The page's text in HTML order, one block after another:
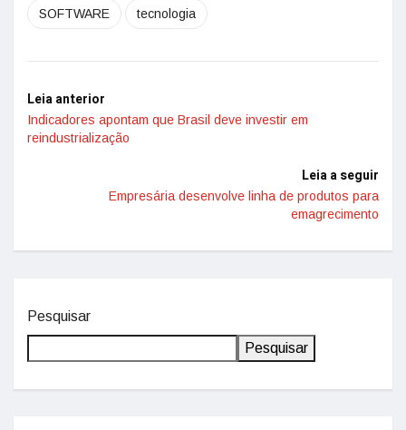
SOFTWARE tecnologia
Leia anterior
Indicadores apontam que Brasil deve investir em
reindustrialização
Leia a seguir
Empresária desenvolve linha de produtos para
emagrecimento
Pesquisar
Pesquisar